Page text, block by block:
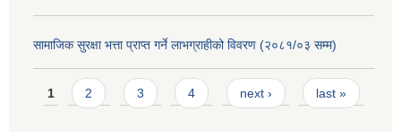
सामाजिक सुरक्षा भत्ता प्राप्त गर्ने लाभग्राहीको विवरण (२०८१/०३ सम्म)
Pages
1 2 3 4 next › last »